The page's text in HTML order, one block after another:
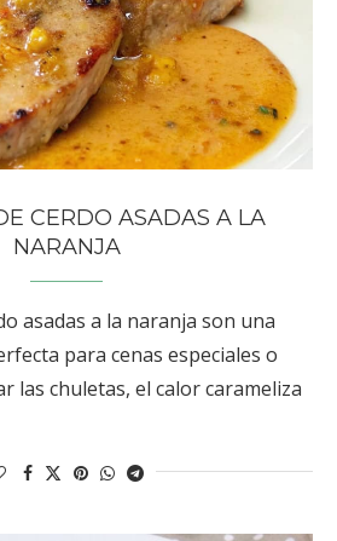
CERDO ASADAS A LA
NARANJA
asadas a la naranja son una
para cenas especiales o
las chuletas, el calor carameliza